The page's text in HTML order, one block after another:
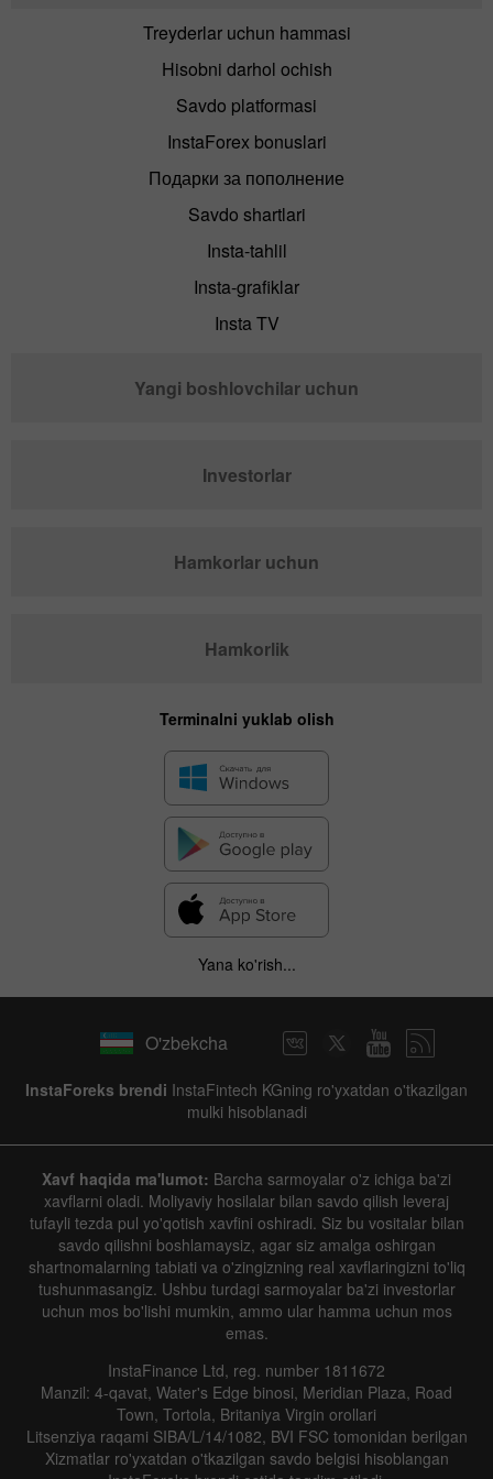
Treyderlar uchun hammasi
Hisobni darhol ochish
Savdo platformasi
InstaForex bonuslari
Подарки за пополнение
Savdo shartlari
Insta-tahlil
Insta-grafiklar
Insta TV
Yangi boshlovchilar uchun
Investorlar
Hamkorlar uchun
Hamkorlik
Terminalni yuklab olish
Yana ko'rish...
O'zbekcha
InstaForeks brendi InstaFintech KGning ro'yxatdan o'tkazilgan
mulki hisoblanadi
Xavf haqida ma'lumot: Barcha sarmoyalar o'z ichiga ba'zi
xavflarni oladi. Moliyaviy hosilalar bilan savdo qilish leveraj
tufayli tezda pul yo'qotish xavfini oshiradi. Siz bu vositalar bilan
savdo qilishni boshlamaysiz, agar siz amalga oshirgan
shartnomalarning tabiati va o'zingizning real xavflaringizni to'liq
tushunmasangiz. Ushbu turdagi sarmoyalar ba'zi investorlar
uchun mos bo'lishi mumkin, ammo ular hamma uchun mos
emas.
InstaFinance Ltd, reg. number 1811672
Manzil: 4-qavat, Water's Edge binosi, Meridian Plaza, Road
Town, Tortola, Britaniya Virgin orollari
Litsenziya raqami SIBA/L/14/1082, BVI FSC tomonidan berilgan
Xizmatlar ro'yxatdan o'tkazilgan savdo belgisi hisoblangan